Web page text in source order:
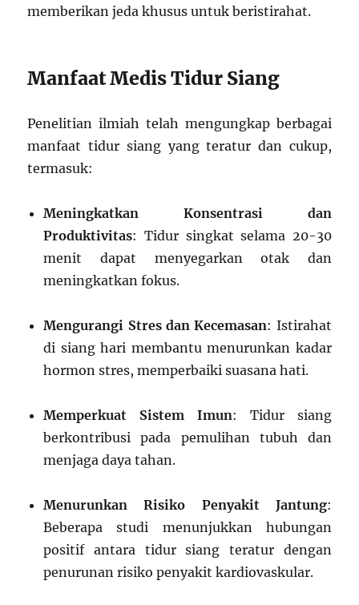
memberikan jeda khusus untuk beristirahat.
Manfaat Medis Tidur Siang
Penelitian ilmiah telah mengungkap berbagai
manfaat tidur siang yang teratur dan cukup,
termasuk:
Meningkatkan Konsentrasi dan
Produktivitas: Tidur singkat selama 20-30
menit dapat menyegarkan otak dan
meningkatkan fokus.
Mengurangi Stres dan Kecemasan: Istirahat
di siang hari membantu menurunkan kadar
hormon stres, memperbaiki suasana hati.
Memperkuat Sistem Imun: Tidur siang
berkontribusi pada pemulihan tubuh dan
menjaga daya tahan.
Menurunkan Risiko Penyakit Jantung:
Beberapa studi menunjukkan hubungan
positif antara tidur siang teratur dengan
penurunan risiko penyakit kardiovaskular.